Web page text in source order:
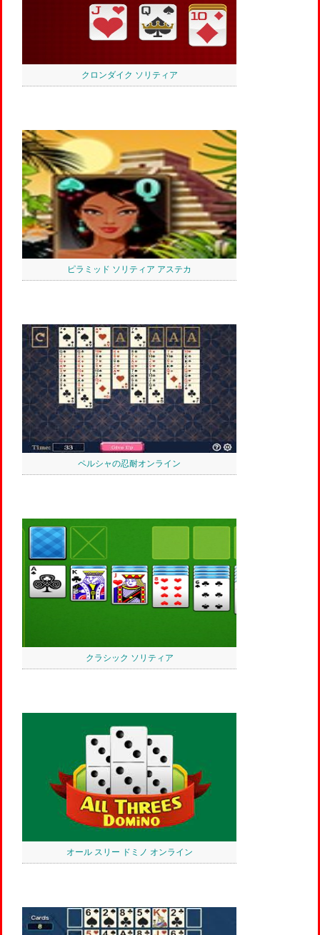
クロンダイク ソリティア
ピラミッド ソリティア アステカ
ペルシャの忍耐オンライン
クラシック ソリティア
オール スリー ドミノ オンライン